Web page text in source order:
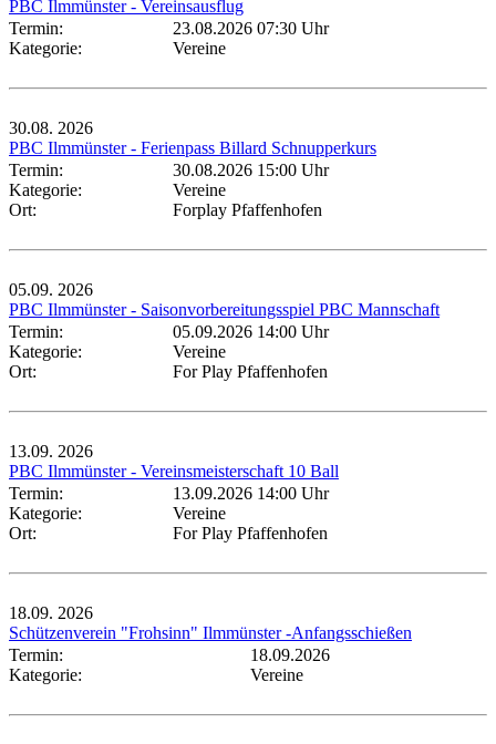
PBC Ilmmünster - Vereinsausflug
Termin:
23.08.2026 07:30 Uhr
Kategorie:
Vereine
30.08. 2026
PBC Ilmmünster - Ferienpass Billard Schnupperkurs
Termin:
30.08.2026 15:00 Uhr
Kategorie:
Vereine
Ort:
Forplay Pfaffenhofen
05.09. 2026
PBC Ilmmünster - Saisonvorbereitungsspiel PBC Mannschaft
Termin:
05.09.2026 14:00 Uhr
Kategorie:
Vereine
Ort:
For Play Pfaffenhofen
13.09. 2026
PBC Ilmmünster - Vereinsmeisterschaft 10 Ball
Termin:
13.09.2026 14:00 Uhr
Kategorie:
Vereine
Ort:
For Play Pfaffenhofen
18.09. 2026
Schützenverein "Frohsinn" Ilmmünster -Anfangsschießen
Termin:
18.09.2026
Kategorie:
Vereine